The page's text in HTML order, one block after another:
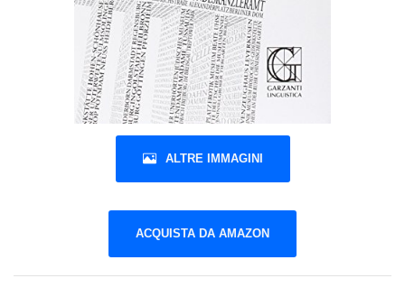
ALTRE IMMAGINI
ACQUISTA DA AMAZON